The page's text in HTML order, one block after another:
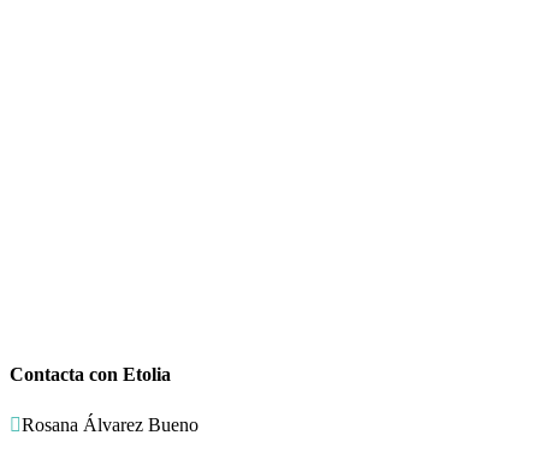
Contacta con Etolia
Rosana Álvarez Bueno